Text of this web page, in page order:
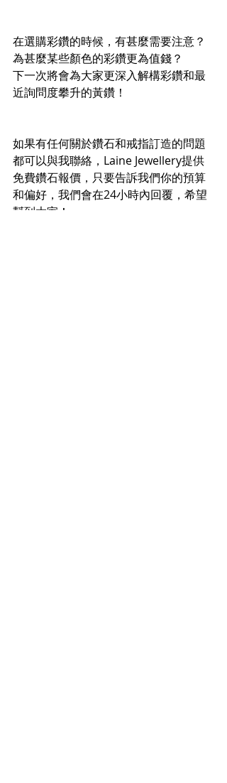
在選購彩鑽的時候，有甚麼需要注意？
為甚麼某些顏色的彩鑽更為值錢？
下一次將會為大家更深入解構彩鑽和最
近詢問度攀升的黃鑽！
如果有任何關於鑽石和戒指訂造的問題
都可以與我聯絡，Laine Jewellery提供
免費鑽石報價，只要告訴我們你的預算
和偏好，我們會在24小時內回覆，希望
幫到大家！